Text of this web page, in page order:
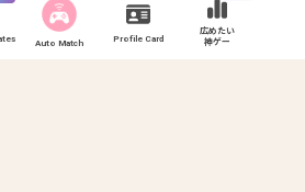
Auto Match Profile Card
広めたい
神ゲー